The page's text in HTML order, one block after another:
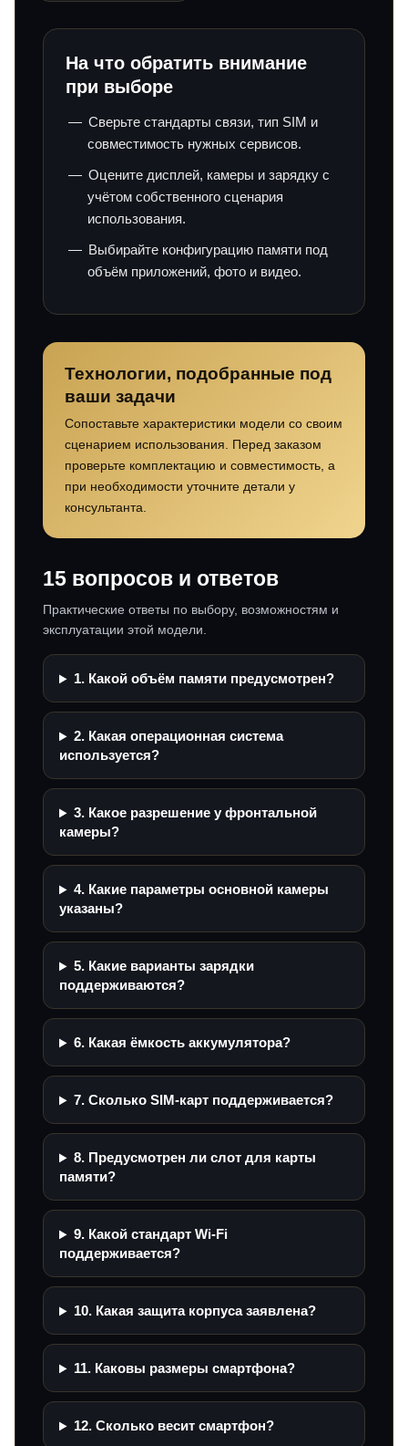
На что обратить внимание
при выборе
Сверьте стандарты связи, тип SIM и
совместимость нужных сервисов.
Оцените дисплей, камеры и зарядку с
учётом собственного сценария
использования.
Выбирайте конфигурацию памяти под
объём приложений, фото и видео.
Технологии, подобранные под
ваши задачи
Сопоставьте характеристики модели со своим
сценарием использования. Перед заказом
проверьте комплектацию и совместимость, а
при необходимости уточните детали у
консультанта.
15 вопросов и ответов
Практические ответы по выбору, возможностям и
эксплуатации этой модели.
1. Какой объём памяти предусмотрен?
2. Какая операционная система
используется?
3. Какое разрешение у фронтальной
камеры?
4. Какие параметры основной камеры
указаны?
5. Какие варианты зарядки
поддерживаются?
6. Какая ёмкость аккумулятора?
7. Сколько SIM-карт поддерживается?
8. Предусмотрен ли слот для карты
памяти?
9. Какой стандарт Wi‑Fi
поддерживается?
10. Какая защита корпуса заявлена?
11. Каковы размеры смартфона?
12. Сколько весит смартфон?